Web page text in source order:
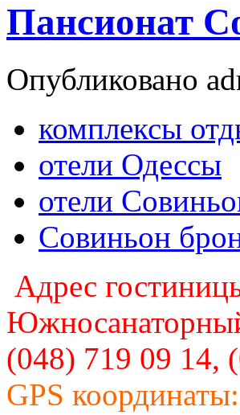
Пансионат
Опубликовано
комплексы
отели Одессы
отели
Совиньон
Адрес
(048) 719 09 14,
GPS